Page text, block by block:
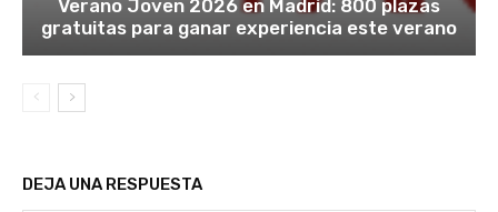
Verano Joven 2026 en Madrid: 800 plazas
gratuitas para ganar experiencia este verano
DEJA UNA RESPUESTA